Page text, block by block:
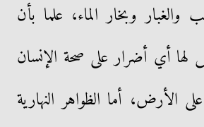
وبخار الماء، علما بأن
لها أي أضرار على صحة الإنسان
الأرض، أما الظواهر النهارية